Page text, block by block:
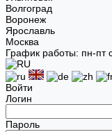
Волгоград
Воронеж
Ярославль
Москва
График работы: пн-
Войти
Логин
Пароль